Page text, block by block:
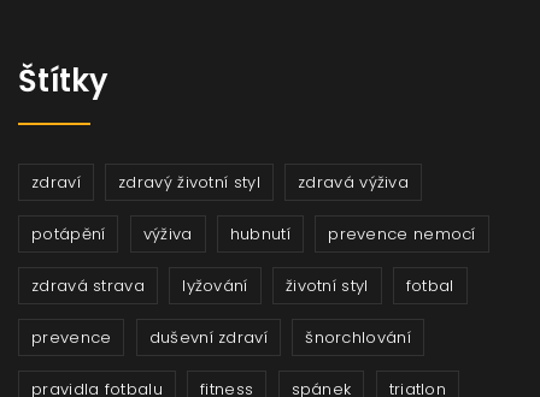
Štítky
zdraví zdravý životní styl zdravá výživa
potápění výživa hubnutí prevence nemocí
zdravá strava lyžování životní styl fotbal
prevence duševní zdraví šnorchlování
pravidla fotbalu fitness spánek triatlon